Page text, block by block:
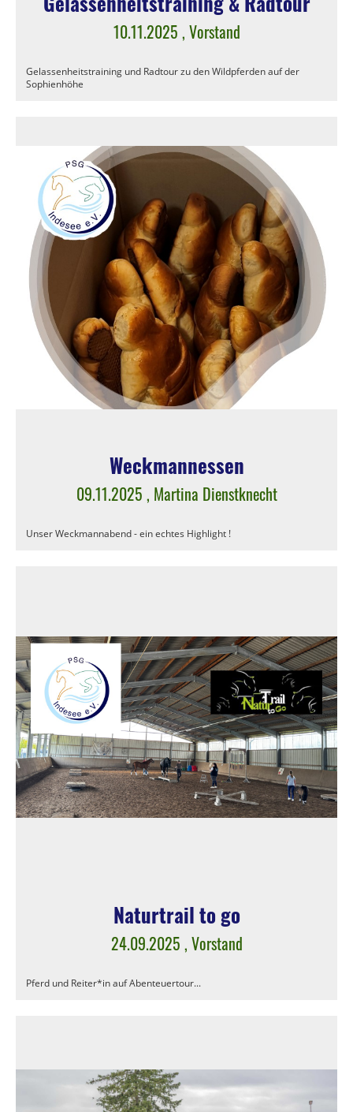
10.11.2025 , Vorstand
Gelassenheitstraining und Radtour zu den Wildpferden auf der
Sophienhöhe
Weckmannessen
09.11.2025 , Martina Dienstknecht
Unser Weckmannabend - ein echtes Highlight !
Naturtrail to go
24.09.2025 , Vorstand
Pferd und Reiter*in auf Abenteuertour...